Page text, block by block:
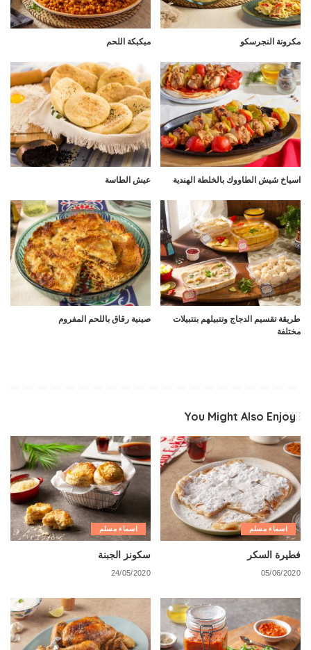
مكرونة النجرسكو مبكبكة اللحم
اسياخ شيش الطاووك بالخلطة الهندية عيش الطاسة
طريقة تقسيم الدجاج وتتبيلهم بتتبيلات
مختلفة
صينية رقاق باللحم المفروم
You Might Also Enjoy
اسماء مسلم
فطيرة السكر
05/06/2020
اسماء مسلم
سكونز الجبنة
24/05/2020